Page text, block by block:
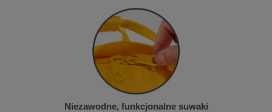
Niezawodne, funkcjonalne suwaki